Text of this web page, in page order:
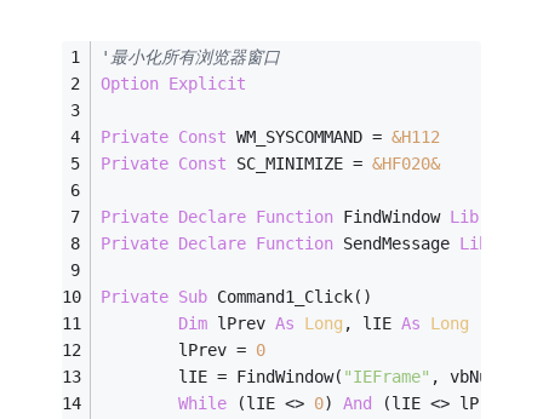
'最小化所有浏览器窗口
Option Explicit
Private Const WM_SYSCOMMAND = &H112
Private Const SC_MINIMIZE = &HF020&
Private Declare Function FindWindow Lib
Private Declare Function SendMessage Lib
Private Sub Command1_Click()
Dim lPrev As Long , lIE As
Long
        lPrev =
0
        lIE = FindWindow(
"IEFrame" ,
While (lIE <> 0) And
(lIE <> lPrev)